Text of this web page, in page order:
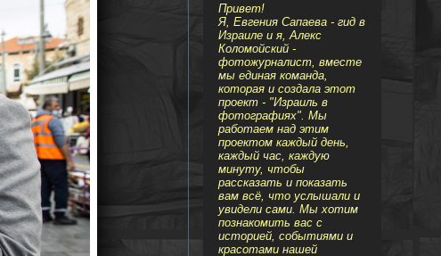
Привет!
Я, Евгения Сапаева - гид в
Израиле и я, Алекс
Коломойский -
фотожурналист, вместе
мы единая команда,
которая и создала этот
проект - "Израиль в
фотографиях". Мы
работаем над этим
проектом каждый день,
каждый час, каждую
минуту, чтобы
рассказать и показать
вам всё, что услышали и
увидели сами. Мы хотим
познакомить вас с
историей, событиями и
красотами нашей